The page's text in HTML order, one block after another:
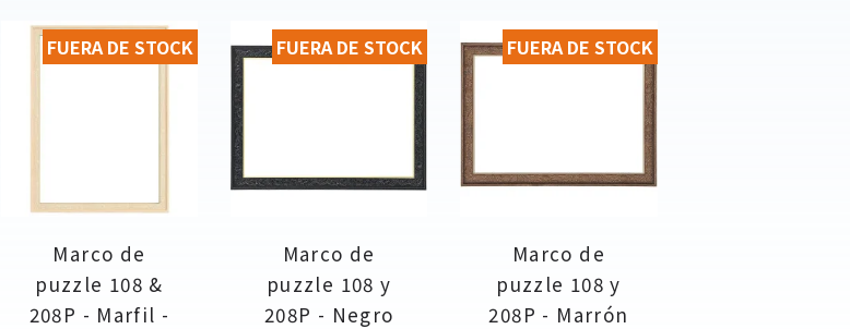
Marco de
puzzle 108 &
208P - Marfil -
FUERA DE STOCK
Marco de
puzzle 108 y
208P - Negro
FUERA DE STOCK
Marco de
puzzle 108 y
208P - Marrón
FUERA DE STOCK